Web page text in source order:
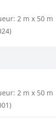
2 m x 50 m
2 m x 50 m